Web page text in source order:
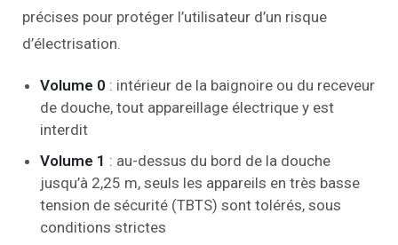
précises pour protéger l’utilisateur d’un risque
d’électrisation.
Volume 0 : intérieur de la baignoire ou du receveur
de douche, tout appareillage électrique y est
interdit
Volume 1 : au-dessus du bord de la douche
jusqu’à 2,25 m, seuls les appareils en très basse
tension de sécurité (TBTS) sont tolérés, sous
conditions strictes